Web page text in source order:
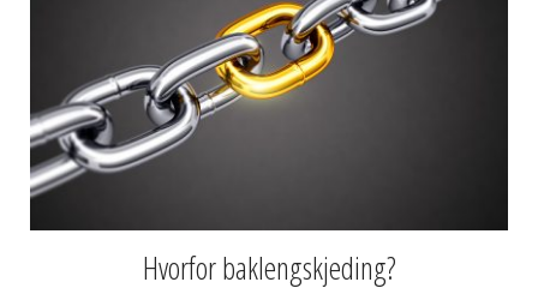
Hvorfor baklengskjeding?